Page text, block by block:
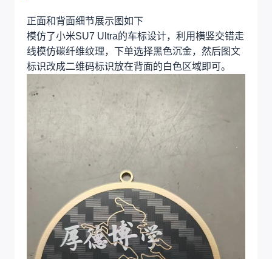
正面和背面细节展示图如下
模仿了小米SU7 Ultra的车标设计，利用横竖交错走
线模仿碳纤维纹理，下单选择黑色沉金，然后图文
标识改成二维码标识放在背面的白色区域即可。